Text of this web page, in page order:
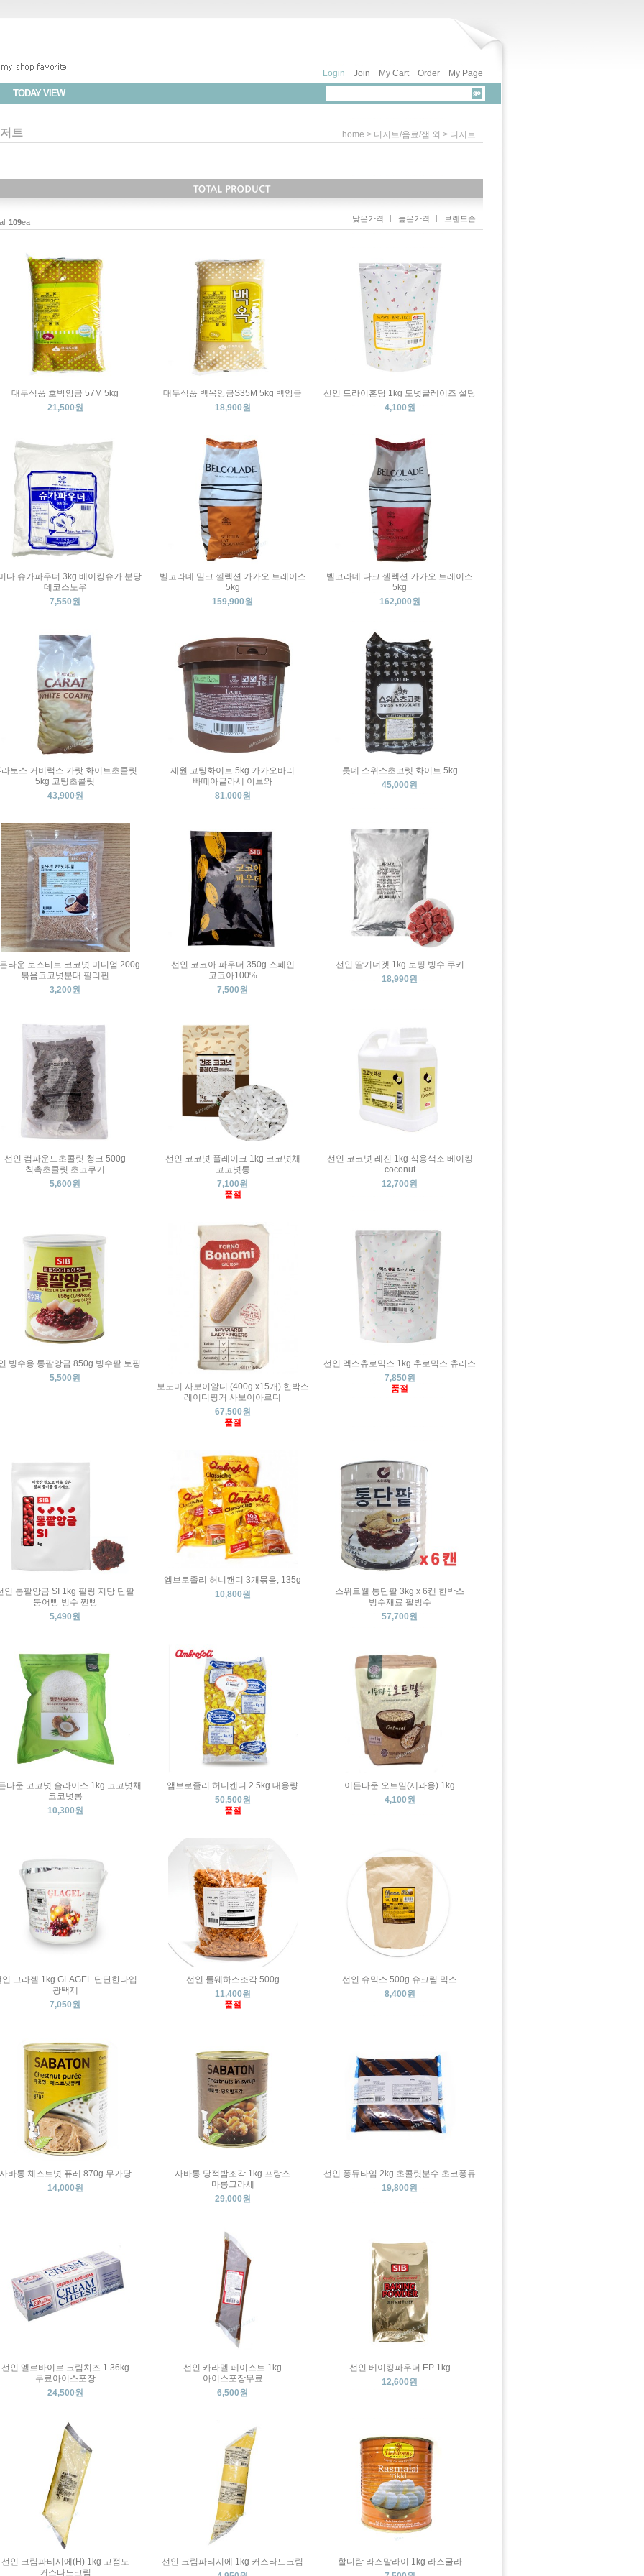
Login Join My Cart Order My Page
TODAY VIEW
트 home > 디저트/음료/잼 외 > 디저트
109ea 낮은가격 높은가격 브랜드순
대두식품 호박앙금 57M 5kg
21,500원
대두식품 백옥앙금S35M 5kg 백앙금
18,900원
선인 드라이혼당 1kg 도넛글레이즈 설탕
4,100원
다 슈가파우더 3kg 베이킹슈가 분당
데코스노우
7,550원
벨코라데 밀크 셀렉션 카카오 트레이스
5kg
159,900원
벨코라데 다크 셀렉션 카카오 트레이스
5kg
162,000원
토스 커버럭스 카랏 화이트초콜릿
5kg 코팅초콜릿
43,900원
제원 코팅화이트 5kg 카카오바리
빠떼아글라세 이브와
81,000원
롯데 스위스초코렛 화이트 5kg
45,000원
타운 토스티트 코코넛 미디엄 200g
볶음코코넛분태 필리핀
3,200원
선인 코코아 파우더 350g 스페인
코코아100%
7,500원
선인 딸기너겟 1kg 토핑 빙수 쿠키
18,990원
선인 컴파운드초콜릿 청크 500g
칙촉초콜릿 초코쿠키
5,600원
선인 코코넛 플레이크 1kg 코코넛채
코코넛롱
7,100원
품절
선인 코코넛 레진 1kg 식용색소 베이킹
coconut
12,700원
빙수용 통팥앙금 850g 빙수팥 토핑
5,500원
보노미 사보이알디 (400g x15개) 한박스
레이디핑거 사보이아르디
67,500원
품절
선인 멕스츄로믹스 1kg 추로믹스 츄러스
7,850원
품절
인 통팥앙금 SI 1kg 필링 저당 단팥
붕어빵 빙수 찐빵
5,490원
엠브로졸리 허니캔디 3개묶음, 135g
10,800원
스위트웰 통단팥 3kg x 6캔 한박스
빙수재료 팥빙수
57,700원
타운 코코넛 슬라이스 1kg 코코넛채
코코넛롱
10,300원
앰브로졸리 허니캔디 2.5kg 대용량
50,500원
품절
이든타운 오트밀(제과용) 1kg
4,100원
인 그라젤 1kg GLAGEL 단단한타입
광택제
7,050원
선인 롤웨하스조각 500g
11,400원
품절
선인 슈믹스 500g 슈크림 믹스
8,400원
바통 체스트넛 퓨레 870g 무가당
14,000원
사바통 당적밤조각 1kg 프랑스
마롱그라세
29,000원
선인 퐁듀타임 2kg 초콜릿분수 초코퐁듀
19,800원
선인 엘르바이르 크림치즈 1.36kg
무료아이스포장
24,500원
선인 카라멜 페이스트 1kg
아이스포장무료
6,500원
선인 베이킹파우더 EP 1kg
12,600원
선인 크림파티시에(H) 1kg 고점도
커스타드크림
선인 크림파티시에 1kg 커스타드크림
할디람 라스말라이 1kg 라스굴라